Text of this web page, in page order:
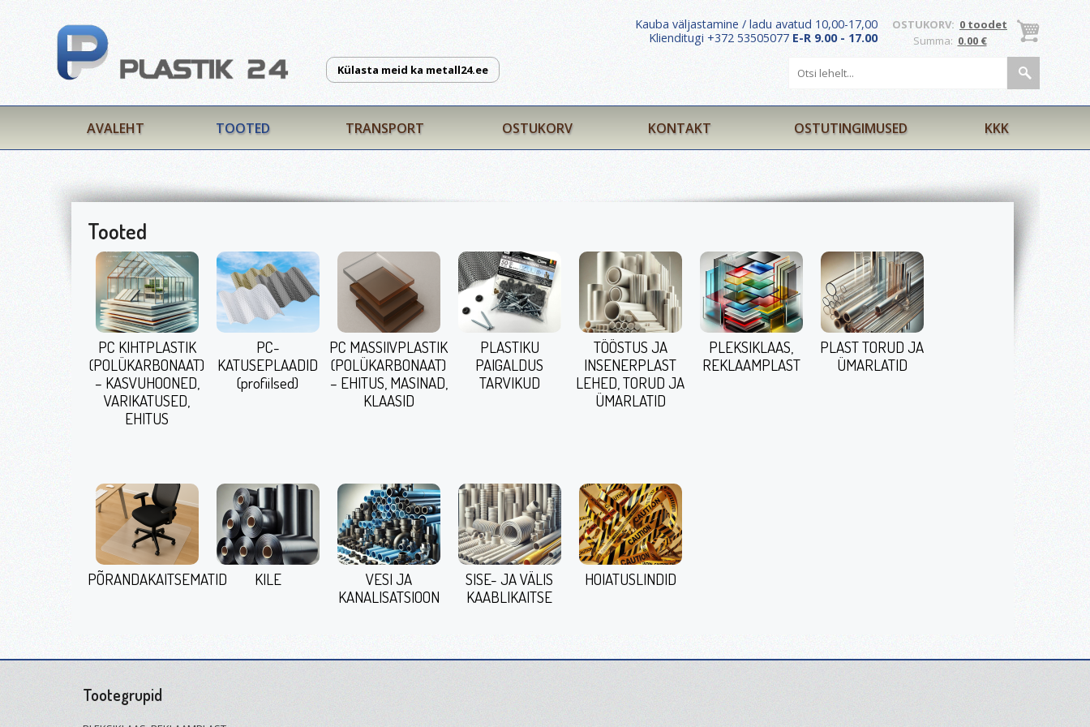
Külasta meid ka metall24.ee
Kauba väljastamine / ladu avatud 10,00-17,00
Klienditugi +372 53505077 E-R 9.00 - 17.00
OSTUKORV: 0 toodet
Summa: 0.00 €
AVALEHT TOOTED TRANSPORT OSTUKORV KONTAKT OSTUTINGIMUSED KKK
Tooted
PC KIHTPLASTIK
(POLÜKARBONAAT)
– KASVUHOONED,
VARIKATUSED,
EHITUS
PC-
KATUSEPLAADID
(profiilsed)
PC MASSIIVPLASTIK
(POLÜKARBONAAT)
– EHITUS, MASINAD,
KLAASID
PLASTIKU
PAIGALDUS
TARVIKUD
TÖÖSTUS JA
INSENERPLAST
LEHED, TORUD JA
ÜMARLATID
PLEKSIKLAAS,
REKLAAMPLAST
PLAST TORUD JA
ÜMARLATID
PÕRANDAKAITSEMATID KILE
VESI JA
KANALISATSIOON
SISE- JA VÄLIS
KAABLIKAITSE
HOIATUSLINDID
Tootegrupid